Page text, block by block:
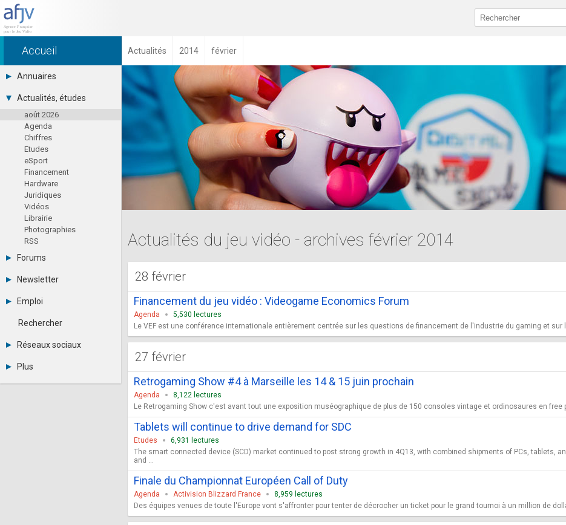
Accueil Actualités 2014 février
Annuaires
Toutes les sociétés (691)
Studios (418)
Editeurs (49)
Distributeurs (16)
Hard. / Accessoires (10)
Middlewares (15)
Prestataires (99)
Assoc. / Syndicats (21)
Formations / Ecoles (46)
Presse spécialisée (17)
Actualités, études
août 2026
Agenda
Chiffres
Etudes
eSport
Financement
Hardware
Juridiques
Vidéos
Librairie
Photographies
RSS
Forums
Tous les forums
-
Messages privés
Contacter un modérateur
Newsletter
Archives
Abonnement
Emploi
Consulter les annonces
Observatoire de l'emploi
Rechercher
Réseaux sociaux
LinkedIn
Plus
Annonceurs
Actualités du jeu vidéo - archives février 2014
28 février
Financement du jeu vidéo : Videogame Economics Forum
Agenda
5,530 lectures
Le VEF est une conférence internationale entièrement centrée sur les questions de financement de l'industrie du gaming et
27 février
Retrogaming Show #4 à Marseille les 14 & 15 juin prochain
Agenda
8,122 lectures
Le Retrogaming Show c'est avant tout une exposition muséographique de plus de 150 consoles vintage et ordinosaures en
Tablets will continue to drive demand for SDC
Etudes
6,931 lectures
The smart connected device (SCD) market continued to post strong growth in 4Q13, with combined shipments of PCs, tablets,
and ...
Finale du Championnat Européen Call of Duty
Agenda Activision Blizzard France
8,959 lectures
Des équipes venues de toute l'Europe vont s'affronter pour tenter de décrocher un ticket pour le grand tournoi à un million de